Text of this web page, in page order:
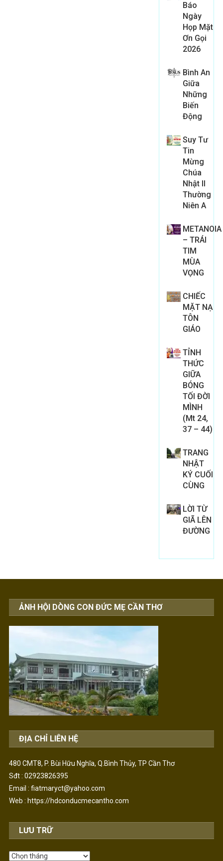
Báo
Ngày
Họp Mặt
Ơn Gọi
2026
Bình An
Giữa
Những
Biến
Động
Suy Tư
Tin
Mừng
Chúa
Nhật II
Thường
Niên A
METANOIA
– TRÁI
TIM
MÙA
VỌNG
CHIẾC
MẶT NẠ
TÔN
GIÁO
TỈNH
THỨC
GIỮA
BÓNG
TỐI ĐỜI
MÌNH
(Mt 24,
37 – 44)
TRANG
NHẬT
KÝ CUỐI
CÙNG
LỜI TỪ
GIÃ LÊN
ĐƯỜNG
ẢNH HỘI DÒNG CON ĐỨC MẸ CẦN THƠ
ĐỊA CHỈ LIÊN HỆ
480 CMT8, P. Bùi Hữu Nghĩa, Q.Bình Thủy, TP Cần Thơ
Sđt : 02923826395
Email : fiatmaryct@yahoo.com
Web : https://hdconducmecantho.com
LƯU TRỮ
Lưu